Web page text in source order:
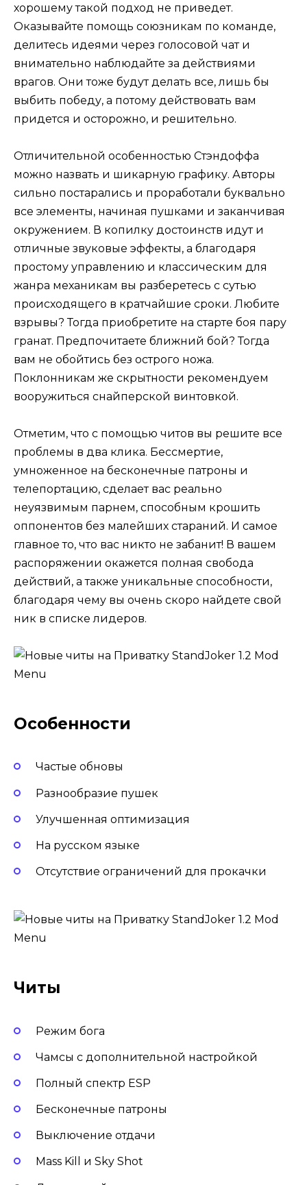
хорошему такой подход не приведет.
Оказывайте помощь союзникам по команде,
делитесь идеями через голосовой чат и
внимательно наблюдайте за действиями
врагов. Они тоже будут делать все, лишь бы
выбить победу, а потому действовать вам
придется и осторожно, и решительно.
Отличительной особенностью Стэндоффа
можно назвать и шикарную графику. Авторы
сильно постарались и проработали буквально
все элементы, начиная пушками и заканчивая
окружением. В копилку достоинств идут и
отличные звуковые эффекты, а благодаря
простому управлению и классическим для
жанра механикам вы разберетесь с сутью
происходящего в кратчайшие сроки. Любите
взрывы? Тогда приобретите на старте боя пару
гранат. Предпочитаете ближний бой? Тогда
вам не обойтись без острого ножа.
Поклонникам же скрытности рекомендуем
вооружиться снайперской винтовкой.
Отметим, что с помощью читов вы решите все
проблемы в два клика. Бессмертие,
умноженное на бесконечные патроны и
телепортацию, сделает вас реально
неуязвимым парнем, способным крошить
оппонентов без малейших стараний. И самое
главное то, что вас никто не забанит! В вашем
распоряжении окажется полная свобода
действий, а также уникальные способности,
благодаря чему вы очень скоро найдете свой
ник в списке лидеров.
Особенности
Частые обновы
Разнообразие пушек
Улучшенная оптимизация
На русском языке
Отсутствие ограничений для прокачки
Читы
Режим бога
Чамсы с дополнительной настройкой
Полный спектр ESP
Бесконечные патроны
Выключение отдачи
Mass Kill и Sky Shot